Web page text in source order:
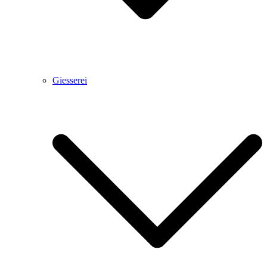
Giesserei